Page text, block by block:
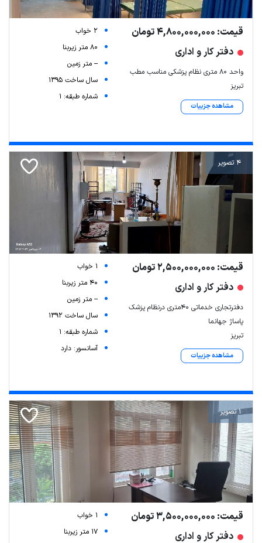
قیمت: 4,800,000,000 تومان
دفتر کار و اداری
واحد ۸۰ متری نظام پزشکی مناسب مطب
تبریز
مشاهده جزییات
2 خواب
80 متر زیربنا
-- متر زمین
سال ساخت 1395
شماره طبقه: 1
4 تصویر
قیمت: 2,500,000,000 تومان
دفتر کار و اداری
دفترتجاری خدماتی ۴۰متری درنظام پزشک
پاساژ جهانما
تبریز
مشاهده جزییات
1 خواب
40 متر زیربنا
-- متر زمین
سال ساخت 1392
شماره طبقه: 1
آسانسور: دارد
1 تصویر
قیمت: 3,500,000,000 تومان
دفتر کار و اداری
1 خواب
17 متر زیربنا